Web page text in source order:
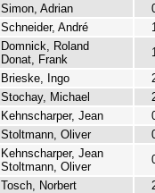
Simon, Adrian
Schneider, André
Domnick, Roland
Donat, Frank
Brieske, Ingo
Stochay, Michael
Kehnscharper, Jean
Stoltmann, Oliver
Kehnscharper, Jean
Stoltmann, Oliver
Tosch, Norbert